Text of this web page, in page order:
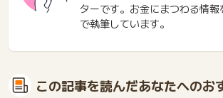
ターです。お金にまつわる情報
で執筆しています。
この記事を読んだあなたへのお